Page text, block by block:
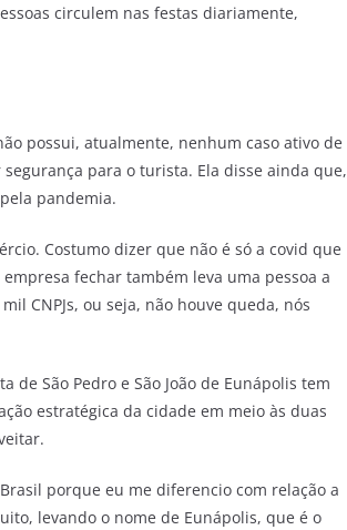
circulem nas festas diariamente,
possui, atualmente, nenhum caso ativo de
para o turista. Ela disse ainda que,
pandemia.
Costumo dizer que não é só a covid que
fechar também leva uma pessoa a
CNPJs, ou seja, não houve queda, nós
de São Pedro e São João de Eunápolis tem
estratégica da cidade em meio às duas
porque eu me diferencio com relação a
levando o nome de Eunápolis, que é o